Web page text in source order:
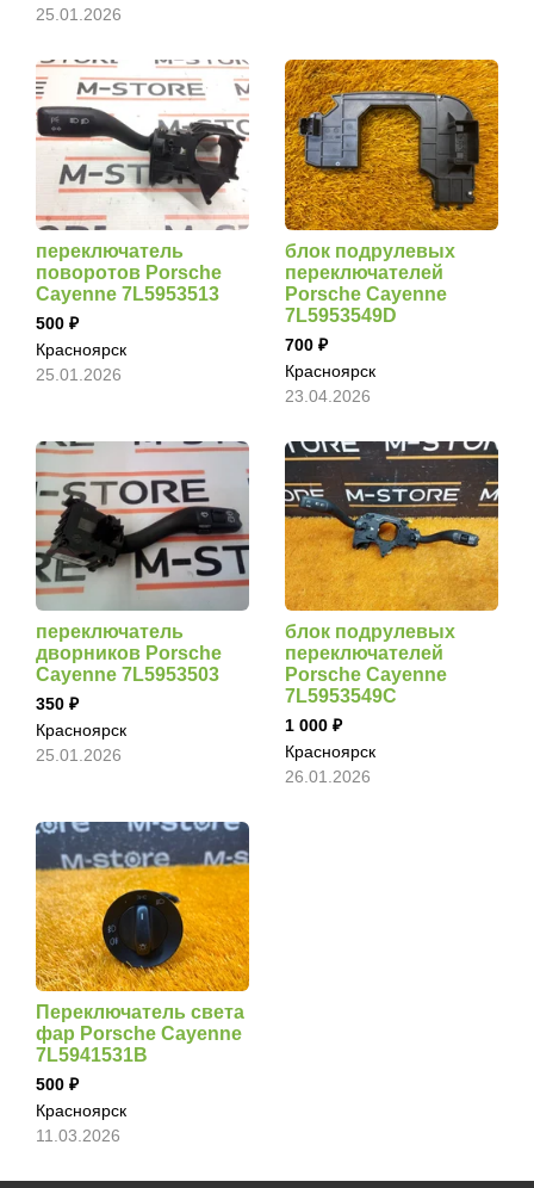
25.01.2026
переключатель
поворотов Porsche
Cayenne 7L5953513
500
Красноярск
25.01.2026
блок подрулевых
переключателей
Porsche Cayenne
7L5953549D
700
Красноярск
23.04.2026
переключатель
дворников Porsche
Cayenne 7L5953503
350
Красноярск
25.01.2026
блок подрулевых
переключателей
Porsche Cayenne
7L5953549C
1 000
Красноярск
26.01.2026
Переключатель света
фар Porsche Cayenne
7L5941531B
500
Красноярск
11.03.2026